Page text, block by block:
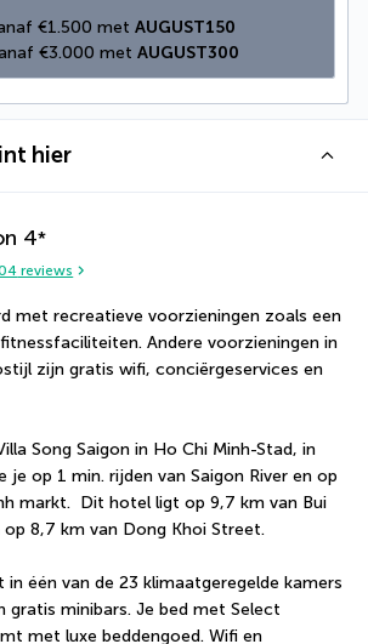
€1.500 met AUGUST150
€3.000 met AUGUST300
hier
4*
reviews
met recreatieve voorzieningen zoals een
Andere voorzieningen in
zijn gratis wifi, conciërgeservices en
Song Saigon in Ho Chi Minh-Stad, in
je op 1 min. rijden van Saigon River en op
markt.  Dit hotel ligt op 9,7 km van Bui
8,7 km van Dong Khoi Street.
één van de 23 klimaatgeregelde kamers
gratis minibars. Je bed met Select
met luxe beddengoed. Wifi en